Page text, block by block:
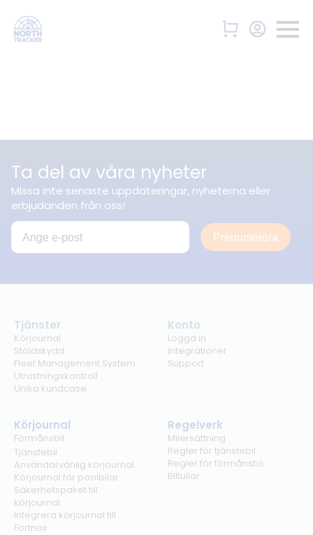
Ta del av våra nyheter
Missa inte senaste uppdateringar, nyheterna eller
erbjudanden från oss!
Prenumerera
Tjänster
Körjournal
Stöldskydd
Fleet Management System
Utrustningskontroll
Unika kundcase
Konto
Logga in
Integrationer
Support
Körjournal
Förmånsbil
Tjänstebil
Användarvänlig körjournal
Körjournal för poolbilar
Säkerhetspaket till
körjournal
Integrera körjournal till
Fortnox
Regelverk
Milersättning
Regler för tjänstebil
Regler för förmånsbil
Biltullar